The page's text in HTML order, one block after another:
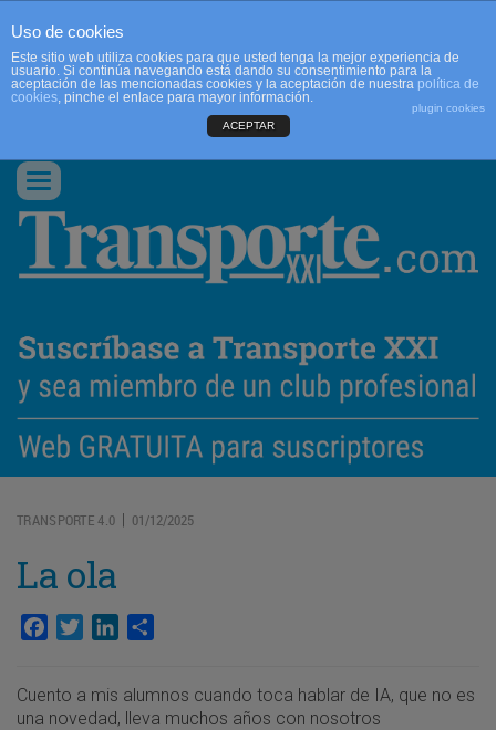
CONTACTO
Conmutar
navegación
TRANSPORTE 4.0 | 01/12/2025
La ola
Facebook
TwitterLinkedIn
Cuento a mis alumnos cuando toca hablar de IA, que no es
una novedad, lleva muchos años con nosotros
Uso de cookies
Este sitio web utiliza cookies para que usted tenga la mejor experiencia de
usuario. Si continúa navegando está dando su consentimiento para la
aceptación de las mencionadas cookies y la aceptación de nuestra política de
cookies, pinche el enlace para mayor información.
plugin cookies
ACEPTAR